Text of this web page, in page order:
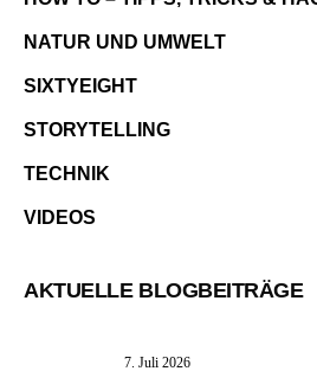
NATUR UND UMWELT
SIXTYEIGHT
STORYTELLING
TECHNIK
VIDEOS
AKTUELLE BLOGBEITRÄGE
7. Juli 2026